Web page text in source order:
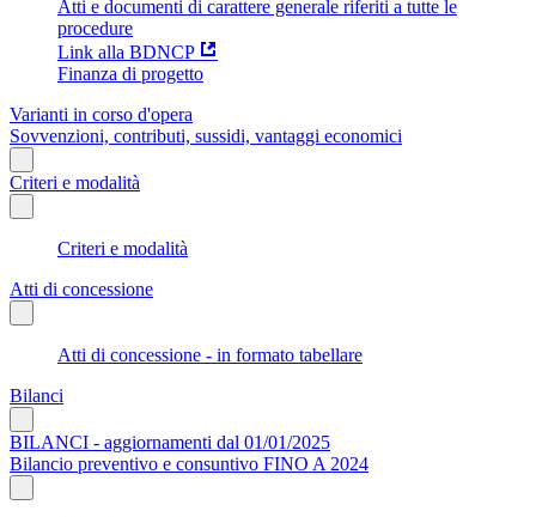
Atti e documenti di carattere generale riferiti a tutte le
procedure
Link alla BDNCP
Finanza di progetto
Varianti in corso d'opera
Sovvenzioni, contributi, sussidi, vantaggi economici
Criteri e modalità
Criteri e modalità
Atti di concessione
Atti di concessione - in formato tabellare
Bilanci
BILANCI - aggiornamenti dal 01/01/2025
Bilancio preventivo e consuntivo FINO A 2024